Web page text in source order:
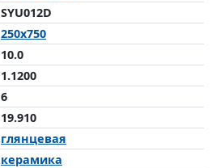
SYU012D
250x750
10.0
1.1200
6
19.910
глянцевая
керамика